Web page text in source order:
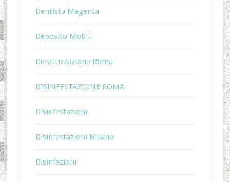
Dentista Magenta
Deposito Mobili
Derattizzazione Roma
DISINFESTAZIONE ROMA
Disinfestazioni
Disinfestazioni Milano
Disinfezioni